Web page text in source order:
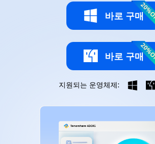
바로 구매
바로 구매
지원되는 운영체제: